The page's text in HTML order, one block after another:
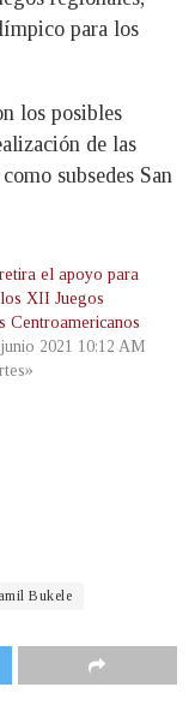
para los
los posibles
de las
subsedes San
el apoyo para
XII Juegos
Centroamericanos
2021 10:12 AM
Bukele